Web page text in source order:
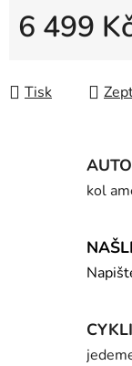
6 499
Tisk
kol